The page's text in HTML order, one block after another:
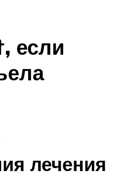
если
лечения